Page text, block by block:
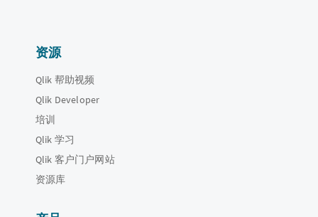
资源
Qlik 帮助视频
Qlik Developer
培训
Qlik 学习
Qlik 客户门户网站
资源库